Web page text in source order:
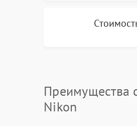
Преимущества
Nikon